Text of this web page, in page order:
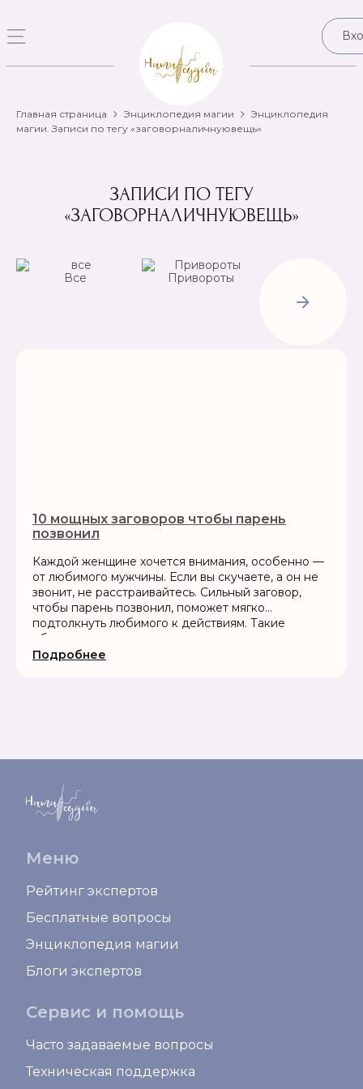
Главная страница Энциклопедия магии
Энциклопедия
магии. Записи по тегу «заговорналичнуювещь»
ЗАПИСИ ПО ТЕГУ
«ЗАГОВОРНАЛИЧНУЮВЕЩЬ»
Все
Привороты
Рассорки
10 мощных заговоров чтобы парень
позвонил
Каждой женщине хочется внимания, особенно —
от любимого мужчины. Если вы скучаете, а он не
звонит, не расстраивайтесь. Сильный заговор,
чтобы парень позвонил, поможет мягко
подтолкнуть любимого к действиям. Такие
обряды можно провести самостоятельно в
домашних условиях. Главное —...
Подробнее
Меню
Рейтинг экспертов
Бесплатные вопросы
Энциклопедия магии
Блоги экспертов
Сервис и помощь
Часто задаваемые вопросы
Техническая поддержка